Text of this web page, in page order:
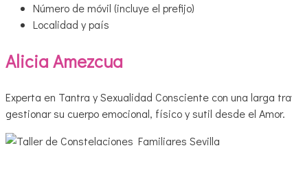
Número de móvil (incluye el prefijo)
Localidad y país
Alicia Amezcua
Experta en Tantra y Sexualidad Consciente con una larga
gestionar su cuerpo emocional, físico y sutil desde el Amor.